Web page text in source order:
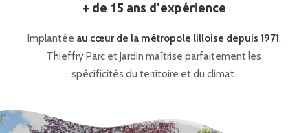
+ de 15 ans d'expérience
Implantée au cœur de la métropole lilloise depuis 1971,
Thieffry Parc et Jardin maîtrise parfaitement les
spécificités du territoire et du climat.